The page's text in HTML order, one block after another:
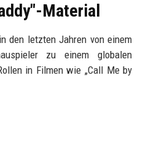
Material
den letzten Jahren von einem
zu einem globalen
in Filmen wie „Call Me by